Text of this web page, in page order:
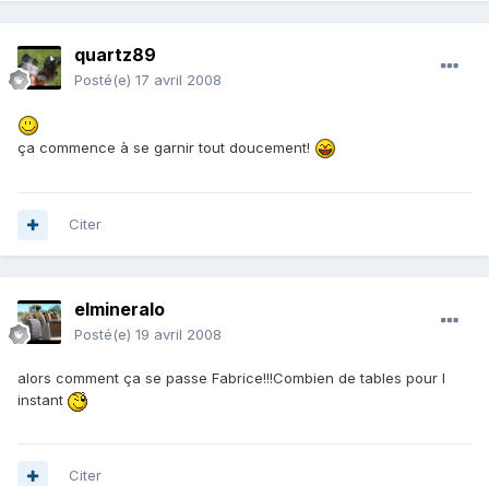
quartz89
Posté(e) 17 avril 2008
ça commence à se garnir tout doucement!
Citer
elmineralo
Posté(e) 19 avril 2008
alors comment ça se passe Fabrice!!!Combien de tables pour l
instant
Citer